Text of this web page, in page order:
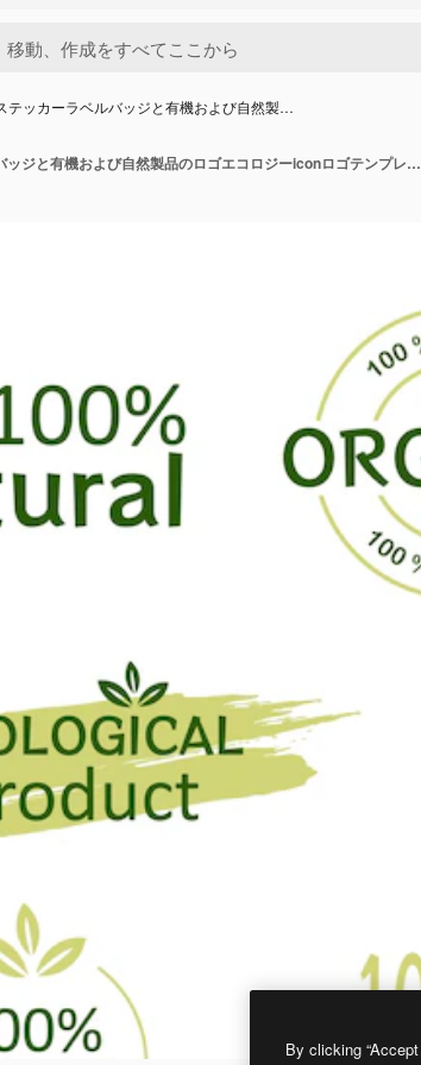
テッカーラベルバッジと有機および自然製…
ステッカーラベルバッジと有機および自然製品のロゴエコロジーiconロゴテンプレート
By clicking